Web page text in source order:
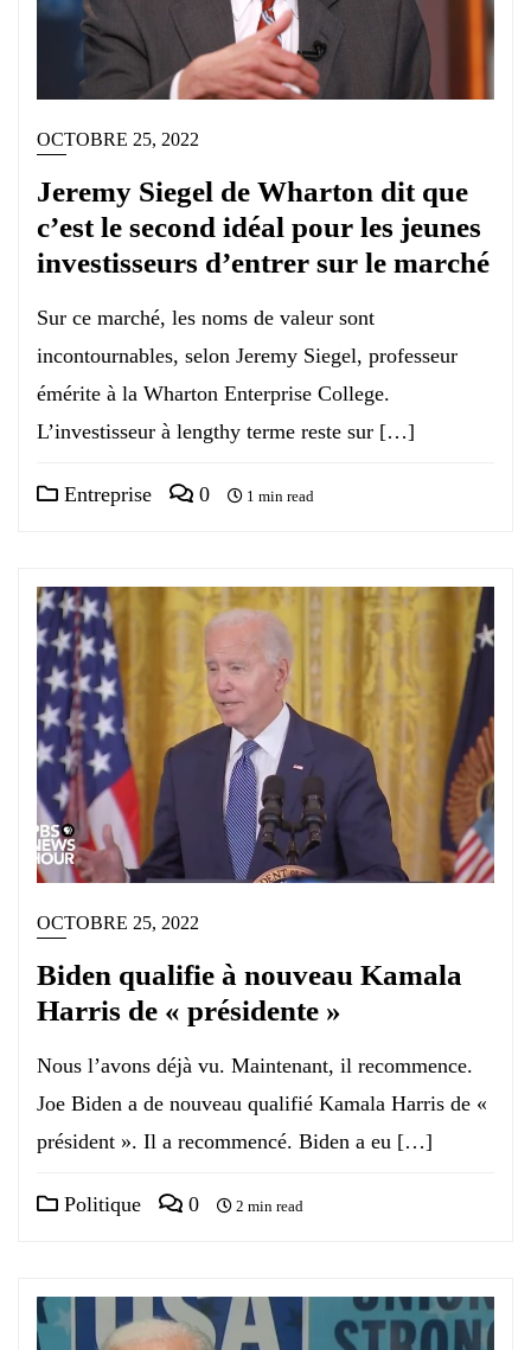
OCTOBRE 25, 2022
Jeremy Siegel de Wharton dit que
c’est le second idéal pour les jeunes
investisseurs d’entrer sur le marché
Sur ce marché, les noms de valeur sont
incontournables, selon Jeremy Siegel, professeur
émérite à la Wharton Enterprise College.
L’investisseur à lengthy terme reste sur […]
Entreprise 0 1 min read
OCTOBRE 25, 2022
Biden qualifie à nouveau Kamala
Harris de « présidente »
Nous l’avons déjà vu. Maintenant, il recommence.
Joe Biden a de nouveau qualifié Kamala Harris de «
président ». Il a recommencé. Biden a eu […]
Politique 0 2 min read